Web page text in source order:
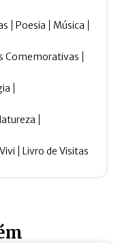
Poesia Música
Comemorativas
Livro de Visitas